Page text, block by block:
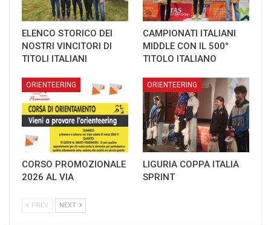
ELENCO STORICO DEI
NOSTRI VINCITORI DI
TITOLI ITALIANI
CAMPIONATI ITALIANI
MIDDLE CON IL 500°
TITOLO ITALIANO
ORIENTEERING
CORSO PROMOZIONALE
2026 AL VIA
ORIENTEERING
LIGURIA COPPA ITALIA
SPRINT
PREV NEXT